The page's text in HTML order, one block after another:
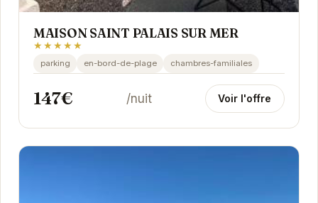
MAISON SAINT PALAIS SUR MER
★★★★★
parking en-bord-de-plage chambres-familiales
147€ /nuit Voir l'offre